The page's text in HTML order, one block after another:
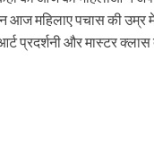
आज महिलाए पचास की
प्रदर्शनी और मास्टर